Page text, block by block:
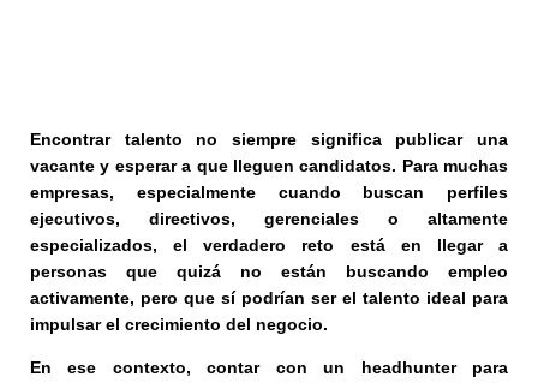
Encontrar talento no siempre significa publicar una
vacante y esperar a que lleguen candidatos. Para muchas
empresas, especialmente cuando buscan perfiles
ejecutivos, directivos, gerenciales o altamente
especializados, el verdadero reto está en llegar a
personas que quizá no están buscando empleo
activamente, pero que sí podrían ser el talento ideal para
impulsar el crecimiento del negocio.
En ese contexto, contar con un headhunter para